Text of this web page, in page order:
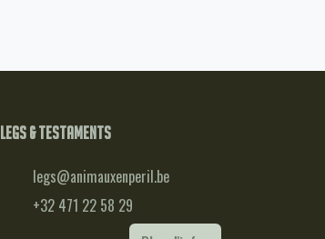
Legs & testaments
legs@animauxenperil.be
+32 471 22 58 29